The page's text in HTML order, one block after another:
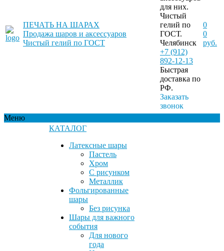
ПЕЧАТЬ НА ШАРАХ
Продажа шаров и аксессуаров
Чистый гелий по ГОСТ
для них.
Чистый
гелий по
ГОСТ.
Челябинск
+7 (912)
892-12-13
Быстрая
доставка по
РФ.
Заказать
звонок
0
0
руб.
Меню
КАТАЛОГ
Латексные шары
Пастель
Хром
С рисунком
Металлик
Фольгированные
шары
Без рисунка
Шары для важного
события
Для нового
года